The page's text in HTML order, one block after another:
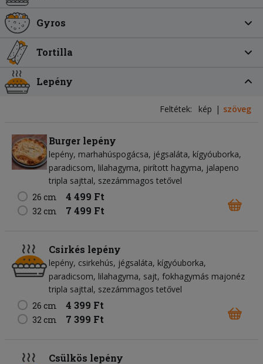
Gyros
Tortilla
Lepény
Feltétek: kép szöveg
Burger lepény
lepény marhahúspogácsa jégsaláta kígyóuborka
paradicsom lilahagyma pirított hagyma jalapeno
tripla sajttal, szezámmagos tetővel
26 cm
4 499 Ft
32 cm 7 499 Ft
Csirkés lepény
lepény csirkehús jégsaláta kígyóuborka
paradicsom lilahagyma sajt fokhagymás majonéz
tripla sajttal, szezámmagos tetővel
26 cm
4 399 Ft
32 cm 7 399 Ft
Csülkös lepény